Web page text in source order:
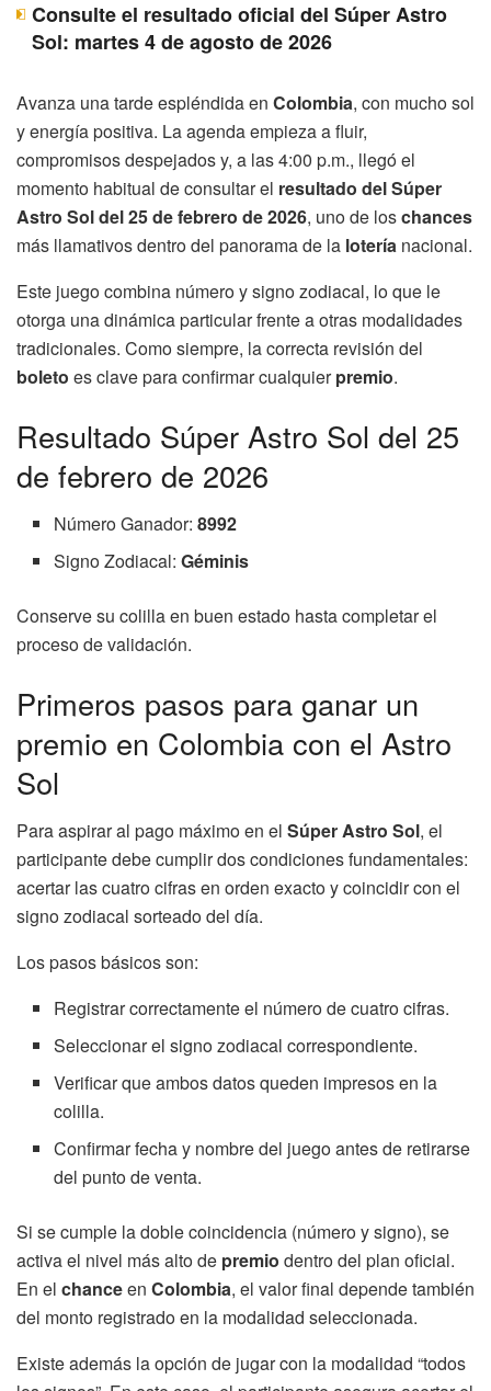
Consulte el resultado oficial del Súper Astro
Sol: martes 4 de agosto de 2026
Avanza una tarde espléndida en Colombia, con mucho sol
y energía positiva. La agenda empieza a fluir,
compromisos despejados y, a las 4:00 p.m., llegó el
momento habitual de consultar el resultado del Súper
Astro Sol del 25 de febrero de 2026, uno de loschances
más llamativos dentro del panorama de la lotería nacional.
Este juego combina número y signo zodiacal, lo que le
otorga una dinámica particular frente a otras modalidades
tradicionales. Como siempre, la correcta revisión del
boleto es clave para confirmar cualquierpremio.
Resultado Súper Astro Sol del 25
de febrero de 2026
Número Ganador:8992
Signo Zodiacal:Géminis
Conserve su colilla en buen estado hasta completar el
proceso de validación.
Primeros pasos para ganar un
premio en Colombia con el Astro
Sol
Para aspirar al pago máximo en el Súper Astro Sol, el
participante debe cumplir dos condiciones fundamentales:
acertar las cuatro cifras en orden exacto y coincidir con el
signo zodiacal sorteado del día.
Los pasos básicos son:
Registrar correctamente el número de cuatro cifras.
Seleccionar el signo zodiacal correspondiente.
Verificar que ambos datos queden impresos en la
colilla.
Confirmar fecha y nombre del juego antes de retirarse
del punto de venta.
Si se cumple la doble coincidencia (número y signo), se
activa el nivel más alto de premio dentro del plan oficial.
En el chanceen Colombia, el valor final depende también
del monto registrado en la modalidad seleccionada.
Existe además la opción de jugar con la modalidad “todos